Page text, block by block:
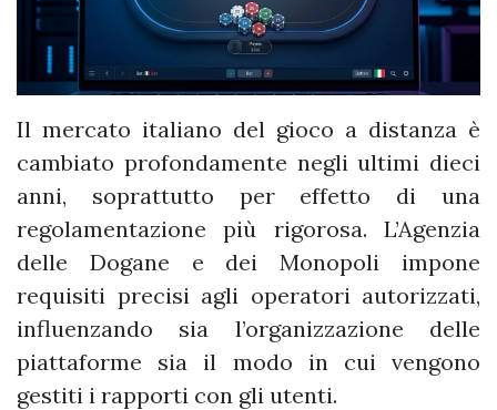
Il mercato italiano del gioco a distanza è
cambiato profondamente negli ultimi dieci
anni, soprattutto per effetto di una
regolamentazione più rigorosa. L’Agenzia
delle Dogane e dei Monopoli impone
requisiti precisi agli operatori autorizzati,
influenzando sia l’organizzazione delle
piattaforme sia il modo in cui vengono
gestiti i rapporti con gli utenti.